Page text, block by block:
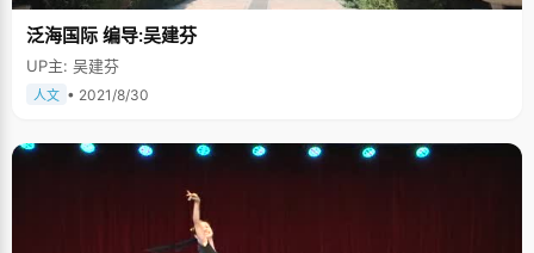
泛海国际 编导:吴建芬
UP主: 吴建芬
人文 • 2021/8/30